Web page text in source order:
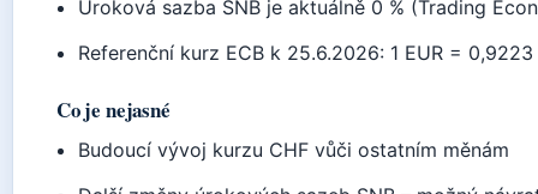
Úroková sazba SNB je aktuálně 0 % (Trading
Referenční kurz ECB k 25.6.2026: 1 EUR = 0,9223
Co je nejasné
Budoucí vývoj kurzu CHF vůči ostatním měnám